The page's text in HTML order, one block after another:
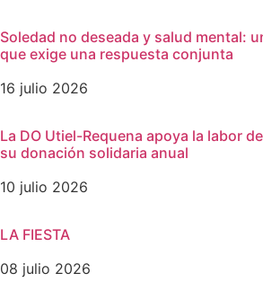
Soledad no deseada y salud mental:
que exige una respuesta conjunta
16 julio 2026
La DO Utiel-Requena apoya la labor
su donación solidaria anual
10 julio 2026
LA FIESTA
08 julio 2026